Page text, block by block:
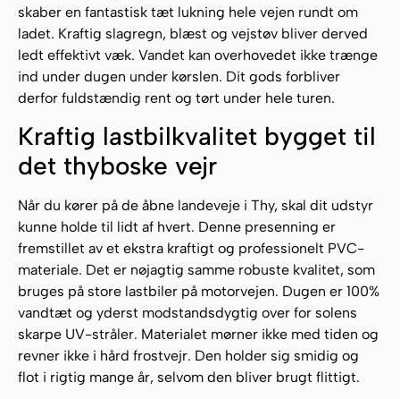
skaber en fantastisk tæt lukning hele vejen rundt om
ladet. Kraftig slagregn, blæst og vejstøv bliver derved
ledt effektivt væk. Vandet kan overhovedet ikke trænge
ind under dugen under kørslen. Dit gods forbliver
derfor fuldstændig rent og tørt under hele turen.
Kraftig lastbilkvalitet bygget til
det thyboske vejr
Når du kører på de åbne landeveje i Thy, skal dit udstyr
kunne holde til lidt af hvert. Denne presenning er
fremstillet av et ekstra kraftigt og professionelt PVC-
materiale. Det er nøjagtig samme robuste kvalitet, som
bruges på store lastbiler på motorvejen. Dugen er 100%
vandtæt og yderst modstandsdygtig over for solens
skarpe UV-stråler. Materialet mørner ikke med tiden og
revner ikke i hård frostvejr. Den holder sig smidig og
flot i rigtig mange år, selvom den bliver brugt flittigt.